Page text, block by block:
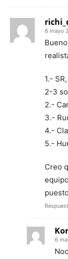
6 mayo
1.-
2-3
2.-
3.-
4.-
5.-
Creo
6